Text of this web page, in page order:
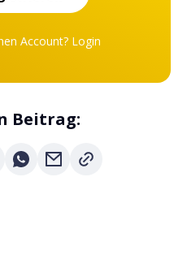
Account? Login
Beitrag: